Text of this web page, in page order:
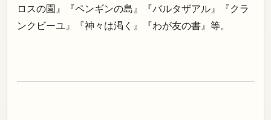
ロスの園』『ペンギンの島』『バルタザアル』『クラ
ンクビーユ』『神々は渇く』『わが友の書』等。